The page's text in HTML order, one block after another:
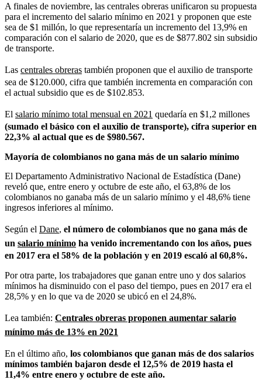
A finales de noviembre, las centrales obreras unificaron su propuesta
para el incremento del salario mínimo en 2021 y proponen que este
sea de $1 millón, lo que representaría un incremento del 13,9% en
comparación con el salario de 2020, que es de $877.802 sin subsidio
de transporte.
Las centrales obreras también proponen que el auxilio de transporte
sea de $120.000, cifra que también incrementa en comparación con
el actual subsidio que es de $102.853.
El salario mínimo total mensual en 2021 quedaría en $1,2 millones
(sumado el básico con el auxilio de transporte), cifra superior en
22,3% al actual que es de $980.567.
Mayoría de colombianos no gana más de un salario mínimo
El Departamento Administrativo Nacional de Estadística (Dane)
reveló que, entre enero y octubre de este año, el 63,8% de los
colombianos no ganaba más de un salario mínimo y el 48,6% tiene
ingresos inferiores al mínimo.
Según el Dane, el número de colombianos que no gana más de
un salario mínimo ha venido incrementando con los años, pues
en 2017 era el 58% de la población y en 2019 escaló al 60,8%.
Por otra parte, los trabajadores que ganan entre uno y dos salarios
mínimos ha disminuido con el paso del tiempo, pues en 2017 era el
28,5% y en lo que va de 2020 se ubicó en el 24,8%.
Lea también: Centrales obreras proponen aumentar salario
mínimo más de 13% en 2021
En el último año, los colombianos que ganan más de dos salarios
mínimos también bajaron desde el 12,5% de 2019 hasta el
11,4% entre enero y octubre de este año.